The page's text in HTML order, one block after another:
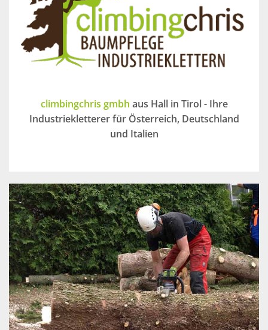
climbingchris gmbh aus Hall in Tirol - Ihre
Industriekletterer für Österreich, Deutschland
und Italien